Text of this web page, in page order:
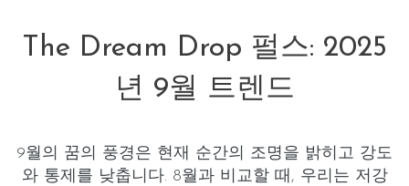
The Dream Drop 펄스: 2025
년 9월 트렌드
9월의 꿈의 풍경은 현재 순간의 조명을 밝히고 강도
와 통제를 낮춥니다. 8월과 비교할 때, 우리는 저강